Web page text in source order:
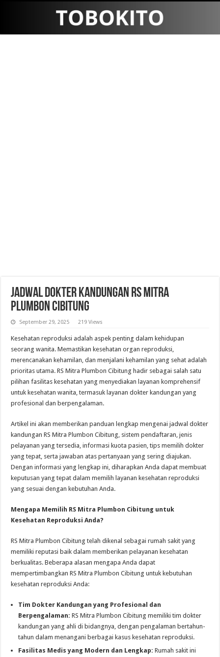
Jadwal Dokter Kandungan RS Mitra
Plumbon Cibitung
September 29, 2025 219 Views
Kesehatan reproduksi adalah aspek penting dalam kehidupan
seorang wanita. Memastikan kesehatan organ reproduksi,
merencanakan kehamilan, dan menjalani kehamilan yang sehat adalah
prioritas utama. RS Mitra Plumbon Cibitung hadir sebagai salah satu
pilihan fasilitas kesehatan yang menyediakan layanan komprehensif
untuk kesehatan wanita, termasuk layanan dokter kandungan yang
profesional dan berpengalaman.
Artikel ini akan memberikan panduan lengkap mengenai jadwal dokter
kandungan RS Mitra Plumbon Cibitung, sistem pendaftaran, jenis
pelayanan yang tersedia, informasi kuota pasien, tips memilih dokter
yang tepat, serta jawaban atas pertanyaan yang sering diajukan.
Dengan informasi yang lengkap ini, diharapkan Anda dapat membuat
keputusan yang tepat dalam memilih layanan kesehatan reproduksi
yang sesuai dengan kebutuhan Anda.
Mengapa Memilih RS Mitra Plumbon Cibitung untuk
Kesehatan Reproduksi Anda?
RS Mitra Plumbon Cibitung telah dikenal sebagai rumah sakit yang
memiliki reputasi baik dalam memberikan pelayanan kesehatan
berkualitas. Beberapa alasan mengapa Anda dapat
mempertimbangkan RS Mitra Plumbon Cibitung untuk kebutuhan
kesehatan reproduksi Anda:
Tim Dokter Kandungan yang Profesional dan
Berpengalaman: RS Mitra Plumbon Cibitung memiliki tim dokter
kandungan yang ahli di bidangnya, dengan pengalaman bertahun-
tahun dalam menangani berbagai kasus kesehatan reproduksi.
Fasilitas Medis yang Modern dan Lengkap: Rumah sakit ini